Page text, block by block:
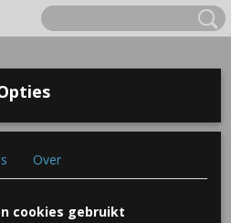
Over
cookies gebruikt